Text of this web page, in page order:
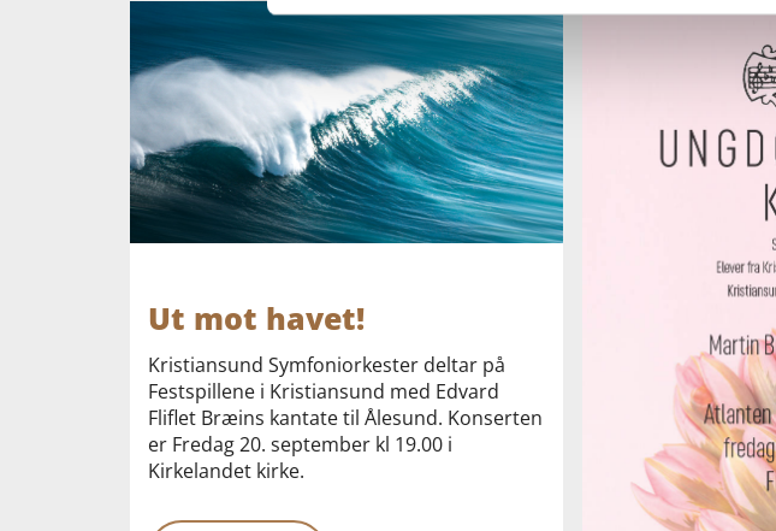
Ut mot havet!
Kristiansund Symfoniorkester deltar på
Festspillene i Kristiansund med Edvard
Fliflet Bræins kantate til Ålesund. Konserten
er Fredag 20. september kl 19.00 i
Kirkelandet kirke.